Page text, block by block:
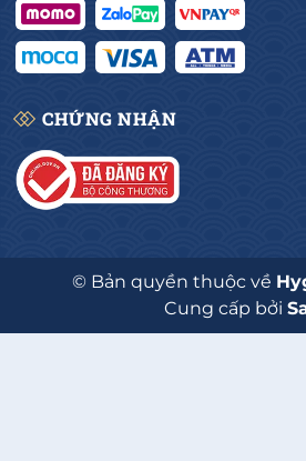
CHỨNG NHẬN
© Bản quyền thuộc về
Cung cấp bởi